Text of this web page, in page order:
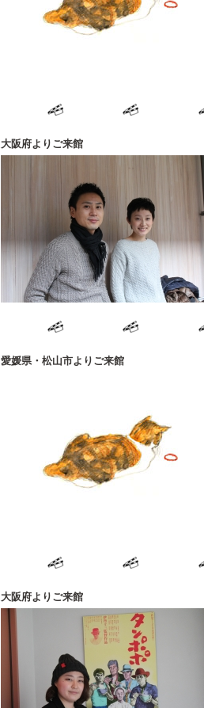
大阪府よりご来館
愛媛県・松山市よりご来館
大阪府よりご来館